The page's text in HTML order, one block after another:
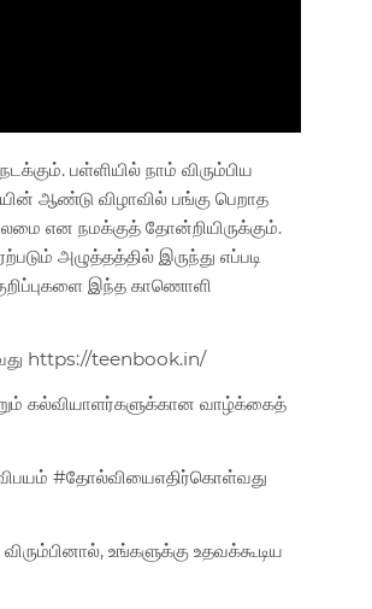
பள்ளியில் நாம் விரும்பிய
ஆண்டு விழாவில் பங்கு பெறாத
என நமக்குத் தோன்றியிருக்கும்.
அழுத்தத்தில் இருந்து எப்படி
இந்த காணொளி
https://teenbook.in/
கல்வியாளர்களுக்கான வாழ்க்கைத்
#தோல்வியைஎதிர்கொள்வது
உங்களுக்கு உதவக்கூடிய